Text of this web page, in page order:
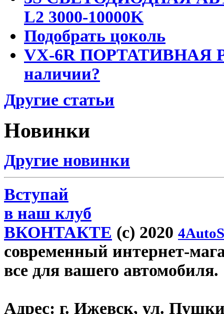
L2 3000-10000K
Подобрать цоколь
VX-6R ПОРТАТИВНАЯ
наличии?
Другие статьи
Новинки
Другие новинки
Вступай
в наш клуб
ВКОНТАКТЕ (c) 2020
современный интернет-
все для вашего автомобиля.
Адрес: г. Ижевск, ул.